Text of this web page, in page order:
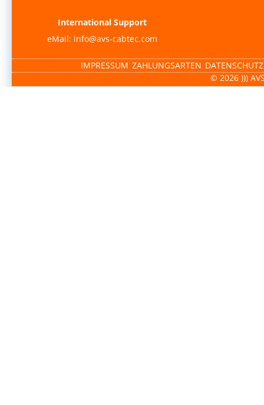
International Support
eMail: info@avs-cabtec.com
IMPRESSUM ZAHLUNGSARTEN DATENSCHUTZ
© 2026 )))